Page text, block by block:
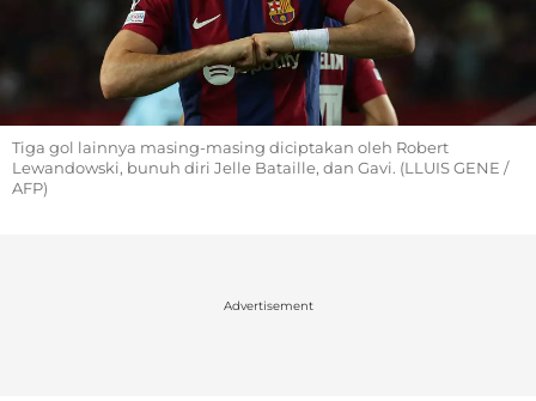
Tiga gol lainnya masing-masing diciptakan oleh Robert
Lewandowski, bunuh diri Jelle Bataille, dan Gavi. (LLUIS GENE /
AFP)
Advertisement